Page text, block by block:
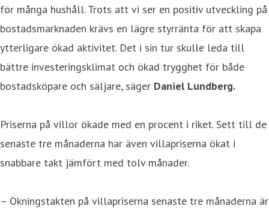
för många hushåll. Trots att vi ser en positiv utveckling på
bostadsmarknaden krävs en lägre styrränta för att skapa
ytterligare ökad aktivitet. Det i sin tur skulle leda till
bättre investeringsklimat och ökad trygghet för både
bostadsköpare och säljare, säger Daniel Lundberg.
Priserna på villor ökade med en procent i riket. Sett till de
senaste tre månaderna har även villapriserna ökat i
snabbare takt jämfört med tolv månader.
– Ökningstakten på villapriserna senaste tre månaderna är